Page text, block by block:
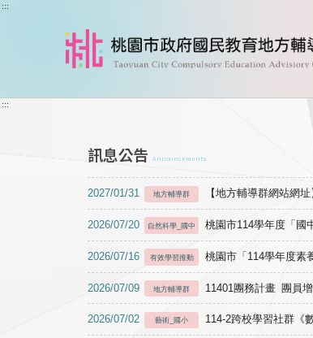
跳到主要內容
:::
:::
訊息公告 Announcements
2027/01/31 地方輔導群 【地方輔導群網站網址
2026/07/20 自然科學_國中 桃園市114學年度「國
2026/07/16 有效學習推動 桃園市「114學年度素
2026/07/09 地方輔導群 11401團務計畫 團員
2026/07/02 藝術_國小 114-2跨校學習社群《